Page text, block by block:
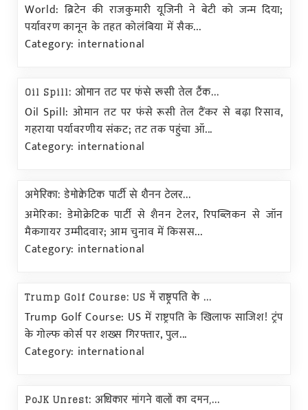
World: ब्रिटेन की राजकुमारी यूजिनी ने बेटी को जन्म दिया;
पर्यावरण कानून के तहत कोलंबिया में सैक...
Category: international
Oil Spill: ओमान तट पर फंसे रूसी तेल टैंक...
Oil Spill: ओमान तट पर फंसे रूसी तेल टैंकर से बढ़ा रिसाव,
गहराया पर्यावरणीय संकट; तट तक पहुंचा ऑ...
Category: international
अमेरिका: डेमोक्रेटिक पार्टी से शैनन टेलर...
अमेरिका: डेमोक्रेटिक पार्टी से शैनन टेलर, रिपब्लिकन से जॉन
मैकगायर उम्मीदवार; आम चुनाव में किसस...
Category: international
Trump Golf Course: US में राष्ट्रपति के ...
Trump Golf Course: US में राष्ट्रपति के खिलाफ साजिश! ट्रंप
के गोल्फ कोर्स पर शख्स गिरफ्तार, पुल...
Category: international
PoJK Unrest: अधिकार मांगने वालों का दमन,...